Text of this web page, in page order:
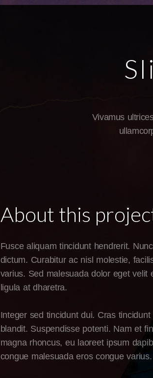
Vivamus
About this
Fusce aliquam tincidunt hendrerit.
dictum. Curabitur ac nisl molestie,
varius. Sed malesuada dolor eget velit
ligula at dharetra.
Integer sed tincidunt dui. Cras
blandit. Suspendisse potenti. Nam et
magna rhoncus, eu laoreet ipsum
congue malesuada eros congue